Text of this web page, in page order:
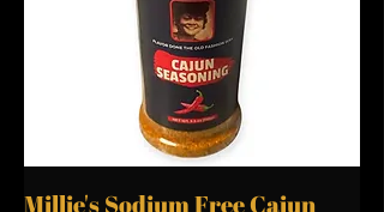
Millie's Sodium Free Cajun